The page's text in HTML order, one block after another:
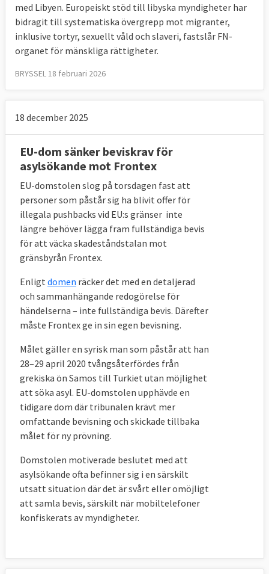
med Libyen. Europeiskt stöd till libyska myndigheter har
bidragit till systematiska övergrepp mot migranter,
inklusive tortyr, sexuellt våld och slaveri, fastslår FN-
organet för mänskliga rättigheter.
BRYSSEL 18 februari 2026
18 december 2025
EU-dom sänker beviskrav för
asylsökande mot Frontex
EU-domstolen slog på torsdagen fast att
personer som påstår sig ha blivit offer för
illegala pushbacks vid EU:s gränser inte
längre behöver lägga fram fullständiga bevis
för att väcka skadeståndstalan mot
gränsbyrån Frontex.
Enligt domen räcker det med en detaljerad
och sammanhängande redogörelse för
händelserna – inte fullständiga bevis. Därefter
måste Frontex ge in sin egen bevisning.
Målet gäller en syrisk man som påstår att han
28–29 april 2020 tvångsåterfördes från
grekiska ön Samos till Turkiet utan möjlighet
att söka asyl. EU-domstolen upphävde en
tidigare dom där tribunalen krävt mer
omfattande bevisning och skickade tillbaka
målet för ny prövning.
Domstolen motiverade beslutet med att
asylsökande ofta befinner sig i en särskilt
utsatt situation där det är svårt eller omöjligt
att samla bevis, särskilt när mobiltelefoner
konfiskerats av myndigheter.